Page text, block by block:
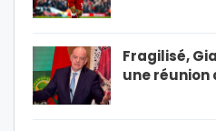
Fragilisé,
une réunion